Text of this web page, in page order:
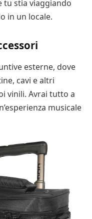
tu stia viaggiando
in un locale.
esterne, dove
cavi e altri
vinili. Avrai tutto a
musicale